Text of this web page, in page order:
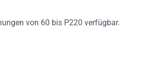
von 60 bis P220 verfügbar.